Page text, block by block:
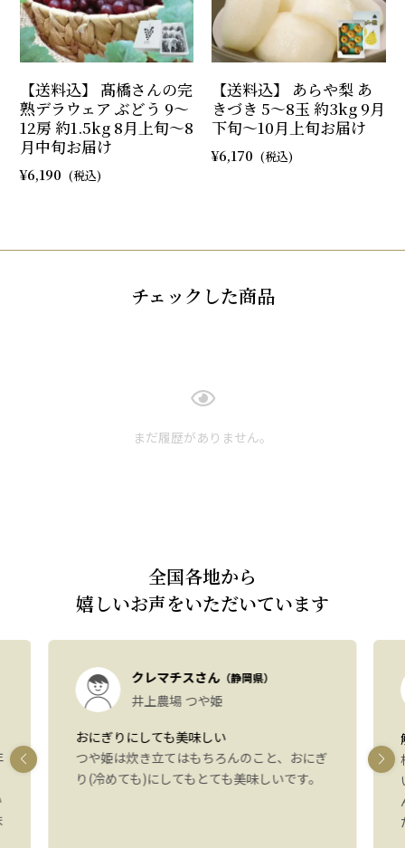
【送料込】 髙橋さんの完
熟デラウェア ぶどう 9～
12房 約1.5kg 8月上旬～8
月中旬お届け
6,190
【送料込】 あらや梨 あ
きづき 5～8玉 約3kg 9月
下旬～10月上旬お届け
6,170
チェックした商品
まだ履歴がありません。
全国各地から
嬉しいお声をいただいています
クレマチスさん（静岡県）
井上農場 つや姫
おにぎりにしても美味しい
つや姫は炊き立てはもちろんのこと、おにぎ
り(冷めても)にしてもとても美味しいです。